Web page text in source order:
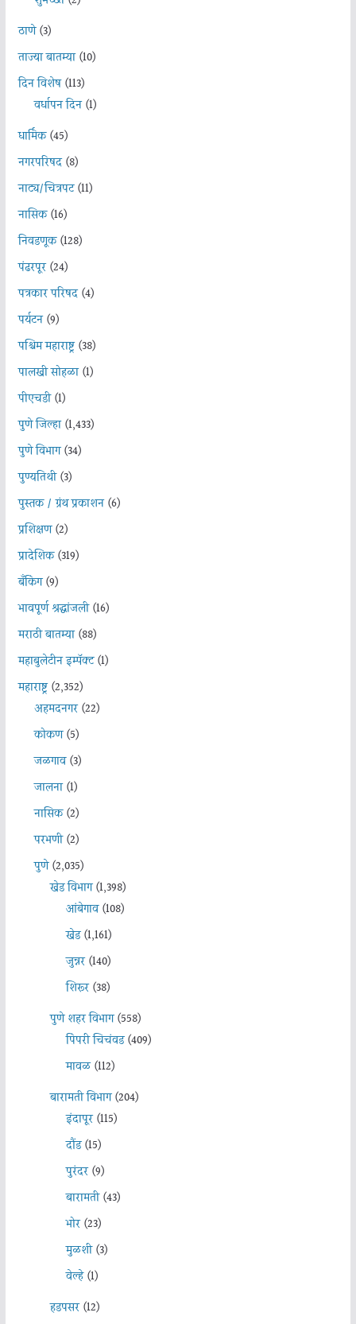
ठाणे(3)
ताज्या बातम्या(10)
दिन विशेष(113)
वर्धापन दिन(1)
धार्मिक(45)
नगरपरिषद(8)
नाट्य/चित्रपट(11)
नासिक(16)
निवडणूक(128)
पंढरपूर(24)
पत्रकार परिषद(4)
पर्यटन(9)
पश्चिम महाराष्ट्र(38)
पालखी सोहळा(1)
पीएचडी(1)
पुणे जिल्हा(1,433)
पुणे विभाग(34)
पुण्यतिथी(3)
पुस्तक / ग्रंथ प्रकाशन(6)
प्रशिक्षण(2)
प्रादेशिक(319)
बँकिंग(9)
भावपूर्ण श्रद्धांजली(16)
मराठी बातम्या(88)
महाबुलेटीन इम्पॅक्ट(1)
महाराष्ट्र(2,352)
अहमदनगर(22)
कोकण(5)
जळगाव(3)
जालना(1)
नासिक(2)
परभणी(2)
पुणे(2,035)
खेड विभाग(1,398)
आंबेगाव(108)
खेड(1,161)
जुन्नर(140)
शिरूर(38)
पुणे शहर विभाग(558)
पिंपरी चिचंवड(409)
मावळ(112)
बारामती विभाग(204)
इंदापूर(115)
दौंड(15)
पुरंदर(9)
बारामती(43)
भोर(23)
मुळशी(3)
वेल्हे(1)
हडपसर(12)